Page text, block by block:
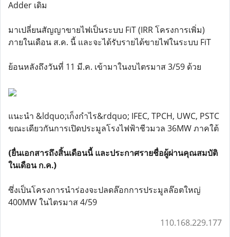
Adder เดิม
มาเปลี่ยนสัญญาขายไฟเป็นระบบ FiT (IRR โครงการเพิ่ม)
ภายในเดือน ส.ค. นี้ และจะได้รับรายได้ขายไฟในระบบ FiT
ย้อนหลังถึงวันที่ 11 มี.ค. เข้ามาในงบไตรมาส 3/59 ด้วย
แนะนำ &ldquo;เก็งกำไร&rdquo; IFEC, TPCH, UWC, PSTC
ขณะเดียวกันการเปิดประมูลโรงไฟฟ้าชีวมวล 36MW ภาคใต้
(ยื่นเอกสารถึงสิ้นเดือนนี้ และประกาศรายชื่อผู้ผ่านคุณสมบัติ
ในเดือน ก.ค.)
ซึ่งเป็นโครงการนำร่องจะปลดล๊อกการประมูลล๊อตใหญ่
400MW ในไตรมาส 4/59
110.168.229.177